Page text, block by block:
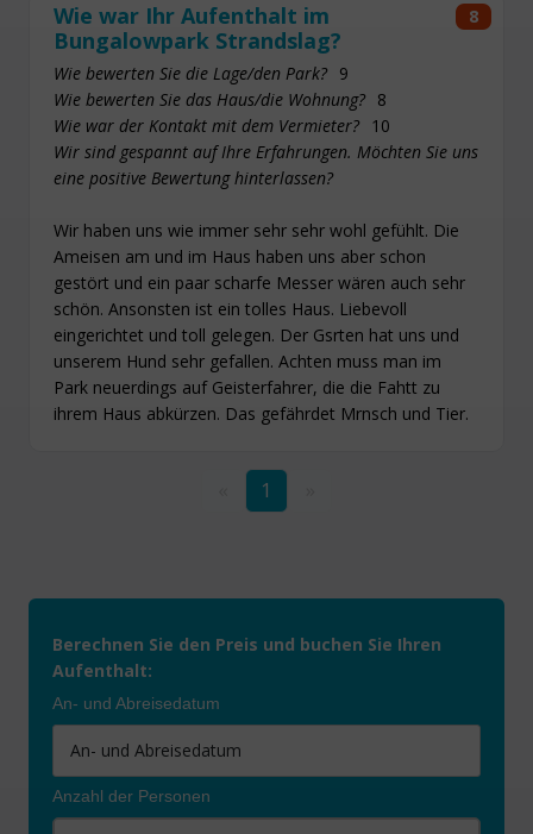
Wie war Ihr Aufenthalt im
Bungalowpark Strandslag?
8
Wie bewerten Sie die Lage/den Park? 9
Wie bewerten Sie das Haus/die Wohnung? 8
Wie war der Kontakt mit dem Vermieter? 10
Wir sind gespannt auf Ihre Erfahrungen. Möchten Sie uns
eine positive Bewertung hinterlassen?
Wir haben uns wie immer sehr sehr wohl gefühlt. Die
Ameisen am und im Haus haben uns aber schon
gestört und ein paar scharfe Messer wären auch sehr
schön. Ansonsten ist ein tolles Haus. Liebevoll
eingerichtet und toll gelegen. Der Gsrten hat uns und
unserem Hund sehr gefallen. Achten muss man im
Park neuerdings auf Geisterfahrer, die die Fahtt zu
ihrem Haus abkürzen. Das gefährdet Mrnsch und Tier.
1
Berechnen Sie den Preis und buchen Sie Ihren
Aufenthalt:
An- und Abreisedatum
Anzahl der Personen